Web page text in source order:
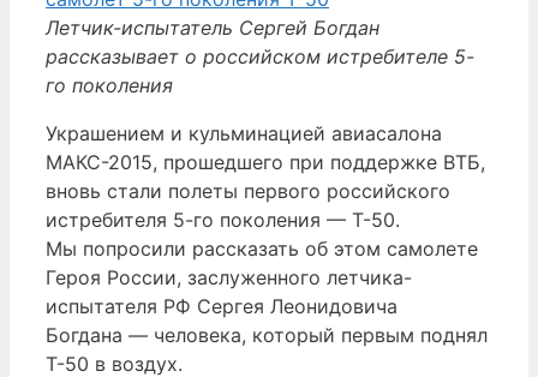
Летчик-испытатель Сергей Богдан
рассказывает о российском истребителе 5-
го поколения
Украшением и кульминацией авиасалона
МАКС-2015, прошедшего при поддержке ВТБ,
вновь стали полеты первого российского
истребителя 5-го поколения — Т-50.
Мы попросили рассказать об этом самолете
Героя России, заслуженного летчика-
испытателя РФ Сергея Леонидовича
Богдана — человека, который первым поднял
Т-50 в воздух.